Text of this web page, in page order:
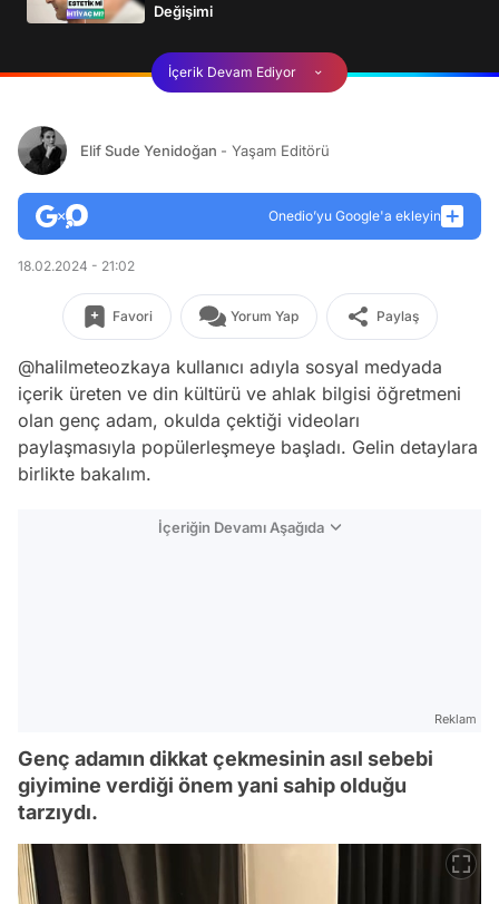
Değişimi
İçerik Devam Ediyor
Elif Sude Yenidoğan - Yaşam Editörü
Onedio’yu Google'a ekleyin
18.02.2024 - 21:02
Favori Yorum Yap Paylaş
@halilmeteozkaya kullanıcı adıyla sosyal medyada
içerik üreten ve din kültürü ve ahlak bilgisi öğretmeni
olan genç adam, okulda çektiği videoları
paylaşmasıyla popülerleşmeye başladı. Gelin detaylara
birlikte bakalım.
İçeriğin Devamı Aşağıda
Reklam
Genç adamın dikkat çekmesinin asıl sebebi
giyimine verdiği önem yani sahip olduğu
tarzıydı.